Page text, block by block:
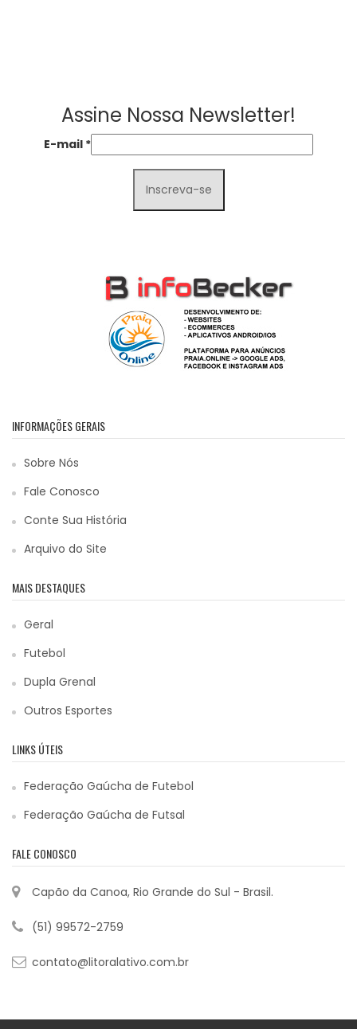
Assine Nossa Newsletter!
E-mail *
INFORMAÇÕES GERAIS
Sobre Nós
Fale Conosco
Conte Sua História
Arquivo do Site
MAIS DESTAQUES
Geral
Futebol
Dupla Grenal
Outros Esportes
LINKS ÚTEIS
Federação Gaúcha de Futebol
Federação Gaúcha de Futsal
FALE CONOSCO
Capão da Canoa, Rio Grande do Sul - Brasil.
(51) 99572-2759
contato@litoralativo.com.br